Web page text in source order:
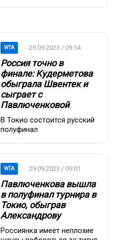
WTA 29.09.2023 / 09:54
Россия точно в
финале: Кудерметова
обыграла Швентек и
сыграет с
Павлюченковой
В Токио состоится русский
полуфинал
WTA 29.09.2023 / 09:01
Павлюченкова вышла
в полуфинал турнира в
Токио, обыграв
Александрову
Россиянка имеет неплохие